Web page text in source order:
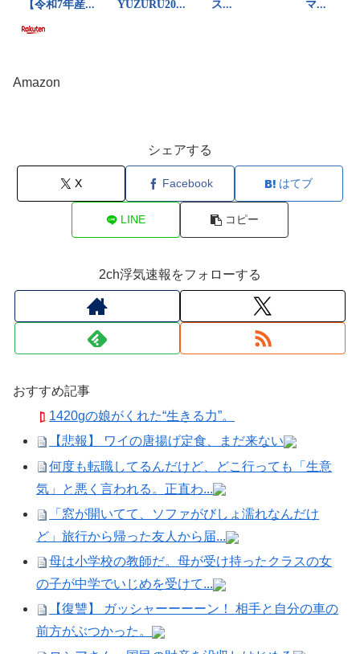
Amazon
シェアする
X Facebook はてブ
LINE コピー
2ch浮気速報をフォローする
おすすめ記事
1420gの娘がくれた“生きる力”。
【悲報】 ワイの唐揚げ定食、まだ来ない
何度も転職してるんだけど、どこ行っても「生意
気」と悪く言われる。正直わ...
「窓が開いてて、ソファがびしょ濡れなんだけ
ど」旅行から帰った友人から届...
母は小学校の教師だ。母が受け持ったクラスの女
の子が中学でいじめを受けて...
【復讐】 ガッシャーーーーン！ 相手と自分の車の
前方がぶつかった。